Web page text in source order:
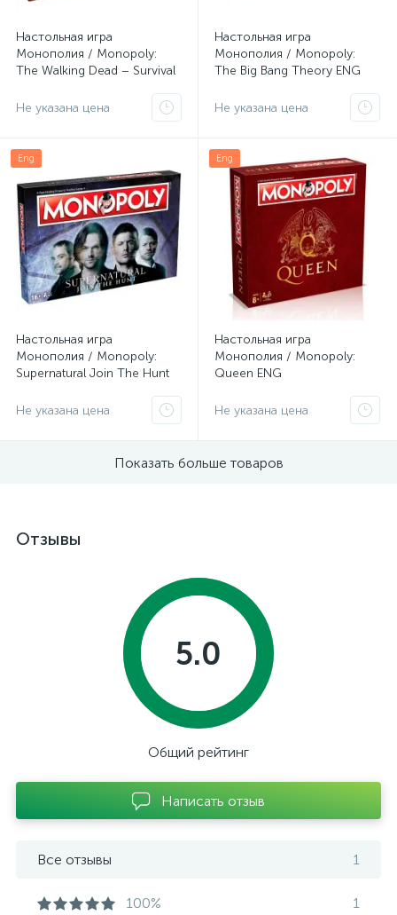
Настольная игра
Монополия / Monopoly:
The Walking Dead – Survival
Не указана цена
Настольная игра
Монополия / Monopoly:
The Big Bang Theory ENG
Не указана цена
Eng
Настольная игра
Монополия / Monopoly:
Supernatural Join The Hunt
Не указана цена
Eng
Настольная игра
Монополия / Monopoly:
Queen ENG
Не указана цена
Показать больше товаров
Отзывы
5.0
Общий рейтинг
Написать отзыв
Все отзывы 1
100% 1